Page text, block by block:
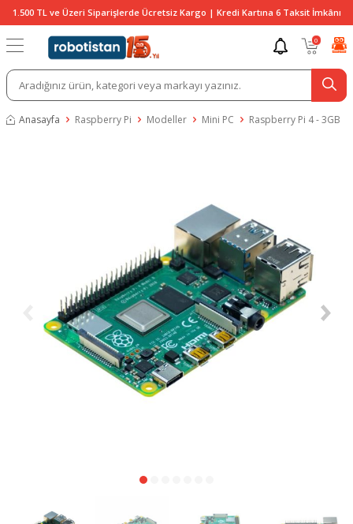
1.500 TL ve Üzeri Siparişlerde Ücretsiz Kargo | Kredi Kartına 6 Taksit İmkânı
0
Anasayfa Raspberry Pi Modeller Mini PC Raspberry Pi 4 - 3GB